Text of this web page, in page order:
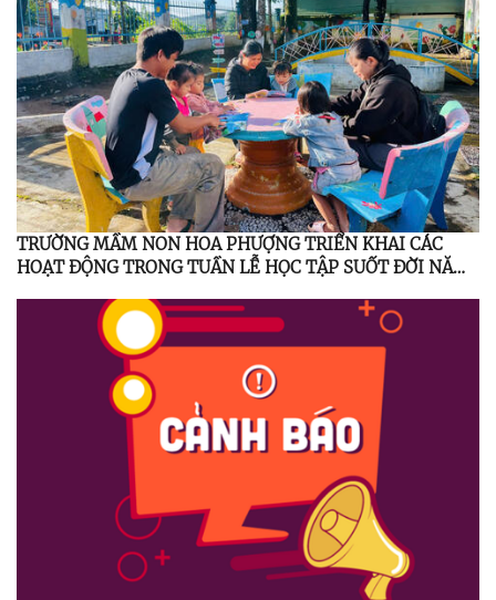
TRƯỜNG MẦM NON HOA PHƯỢNG TRIỂN KHAI CÁC
HOẠT ĐỘNG TRONG TUẦN LỄ HỌC TẬP SUỐT ĐỜI NĂM